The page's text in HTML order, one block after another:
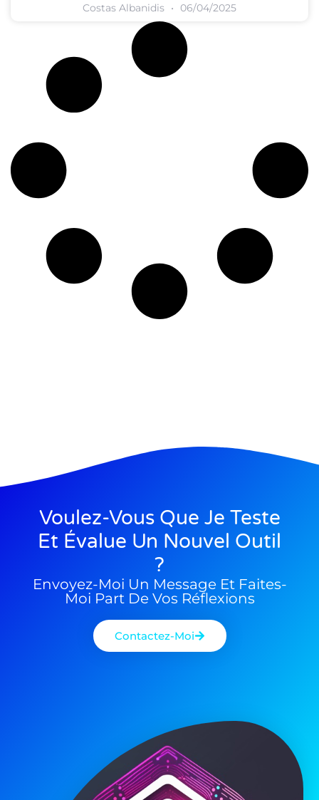
Costas Albanidis 06/04/2025
Voulez-Vous Que Je Teste
Et Évalue Un Nouvel Outil
?
Envoyez-Moi Un Message Et Faites-
Moi Part De Vos Réflexions
Contactez-Moi